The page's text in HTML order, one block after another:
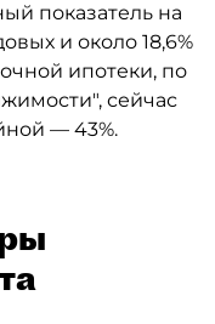
показатель на
и около 18,6%
ипотеки, по
сейчас
— 43%.